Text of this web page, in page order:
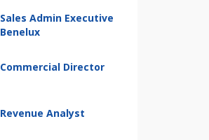
Sales Admin Executive
Benelux
Commercial Director
Revenue Analyst